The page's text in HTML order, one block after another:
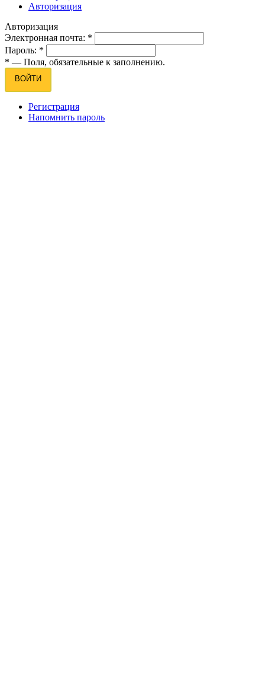
Авторизация
Авторизация
Электронная почта: *
Пароль: *
* — Поля, обязательные к заполнению.
ВОЙТИ
Регистрация
Напомнить пароль